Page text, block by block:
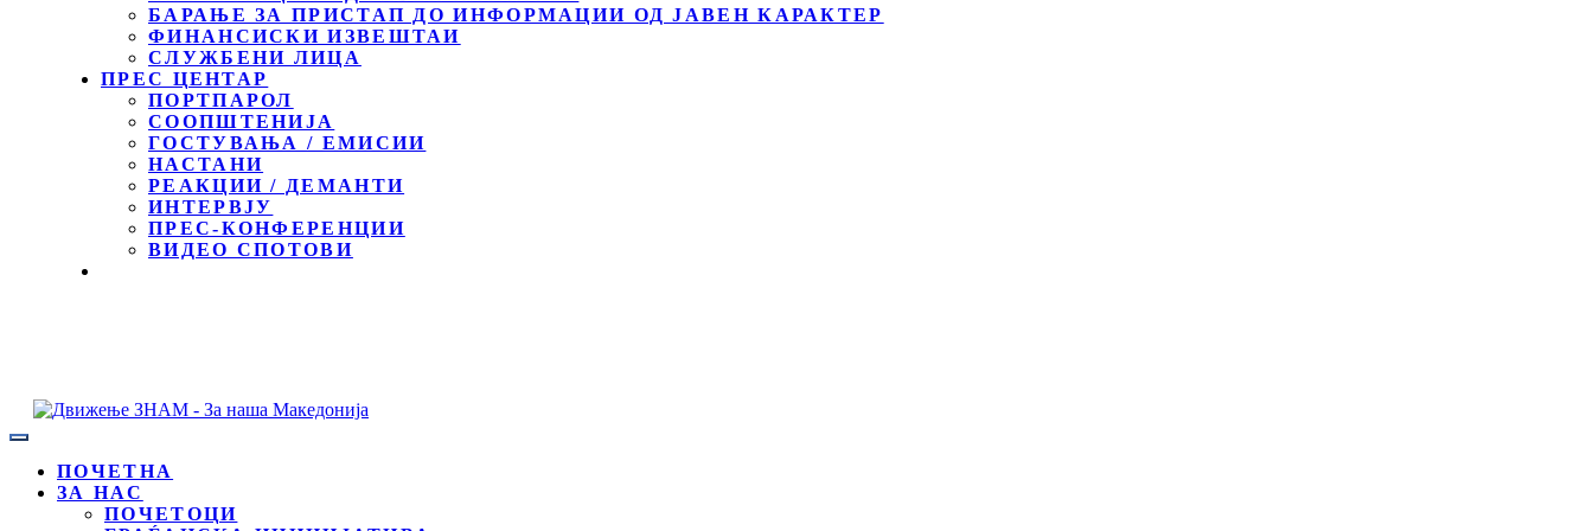
БАРАЊЕ ЗА ПРИСТАП ДО ИНФОРМАЦИИ ОД ЈАВЕН КАРАКТЕР
ФИНАНСИСКИ ИЗВЕШТАИ
СЛУЖБЕНИ ЛИЦА
ПРЕС ЦЕНТАР
ПОРТПАРОЛ
СООПШТЕНИЈА
ГОСТУВАЊА / ЕМИСИИ
НАСТАНИ
РЕАКЦИИ / ДЕМАНТИ
ИНТЕРВЈУ
ПРЕС-КОНФЕРЕНЦИИ
ВИДЕО СПОТОВИ
ПОЧЕТНА
ЗА НАС
ПОЧЕТОЦИ